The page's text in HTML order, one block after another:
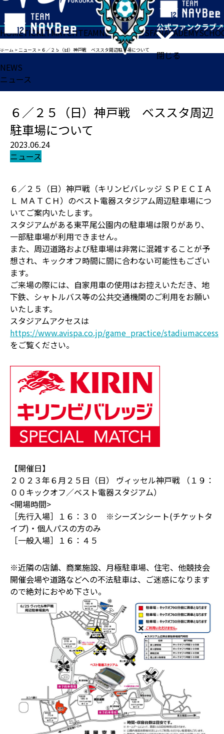
閉じる
HOMETICKETMATCHTEAMNEWSGOODSFANACADEMY
ホーム >ニュース > ６／２５（日）神戸戦 ベススタ周辺駐車場について
NEWS
ニュース
６／２５（日）神戸戦 ベススタ周辺
駐車場について
2023.06.24
ニュース
６／２５（日）神戸戦（キリンビバレッジ ＳＰＥＣＩＡ
Ｌ ＭＡＴＣＨ）のベスト電器スタジアム周辺駐車場につ
いてご案内いたします。
スタジアムがある東平尾公園内の駐車場は限りがあり、
一部駐車場が利用できません。
また、周辺道路および駐車場は非常に混雑することが予
想され、キックオフ時間に間に合わない可能性もござい
ます。
ご来場の際には、自家用車の使用はお控えいただき、地
下鉄、シャトルバス等の公共交通機関のご利用をお願い
いたします。
スタジアムアクセスは
https://www.avispa.co.jp/game_practice/stadiumaccess
をご覧ください。
【開催日】
２０２３年６月２５日（日） ヴィッセル神戸戦 （１９：
００キックオフ／ベスト電器スタジアム）
<開場時間>
［先行入場］１６：３０ ※シーズンシート(チケットタ
イプ)・個人パスの方のみ
［一般入場］１６：４５
※近隣の店舗、商業施設、月極駐車場、住宅、他競技会
開催会場や道路などへの不法駐車は、ご迷惑になります
ので絶対におやめ下さい。